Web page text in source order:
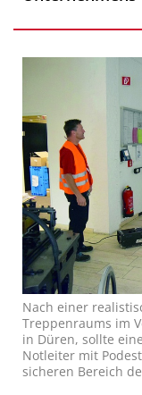
Nach einer
Treppenraums im
in Düren, sollte
Notleiter mit
sicheren Bereich